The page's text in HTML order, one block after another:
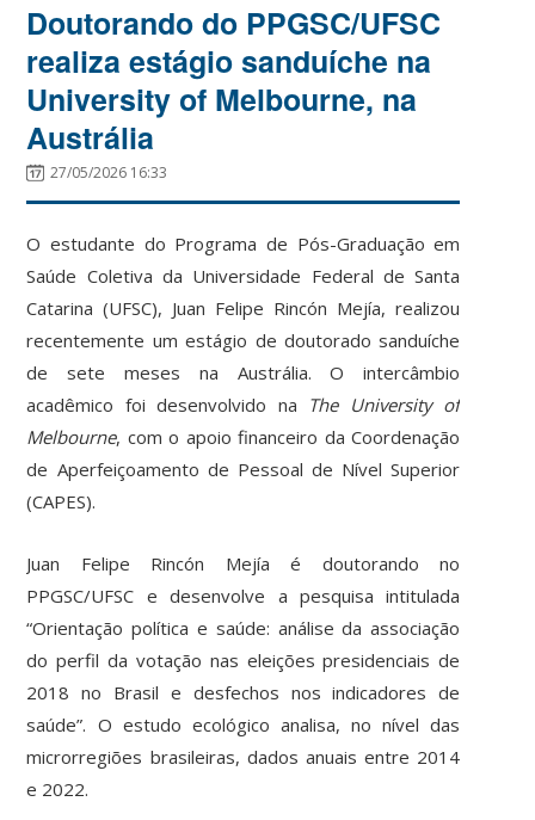
Doutorando do PPGSC/UFSC
realiza estágio sanduíche na
University of Melbourne, na
Austrália
27/05/2026 16:33
O estudante do Programa de Pós-Graduação em
Saúde Coletiva da Universidade Federal de Santa
Catarina (UFSC), Juan Felipe Rincón Mejía, realizou
recentemente um estágio de doutorado sanduíche
de sete meses na Austrália. O intercâmbio
acadêmico foi desenvolvido na The University of
Melbourne, com o apoio financeiro da Coordenação
de Aperfeiçoamento de Pessoal de Nível Superior
(CAPES).
Juan Felipe Rincón Mejía é doutorando no
PPGSC/UFSC e desenvolve a pesquisa intitulada
“Orientação política e saúde: análise da associação
do perfil da votação nas eleições presidenciais de
2018 no Brasil e desfechos nos indicadores de
saúde”. O estudo ecológico analisa, no nível das
microrregiões brasileiras, dados anuais entre 2014
e 2022.